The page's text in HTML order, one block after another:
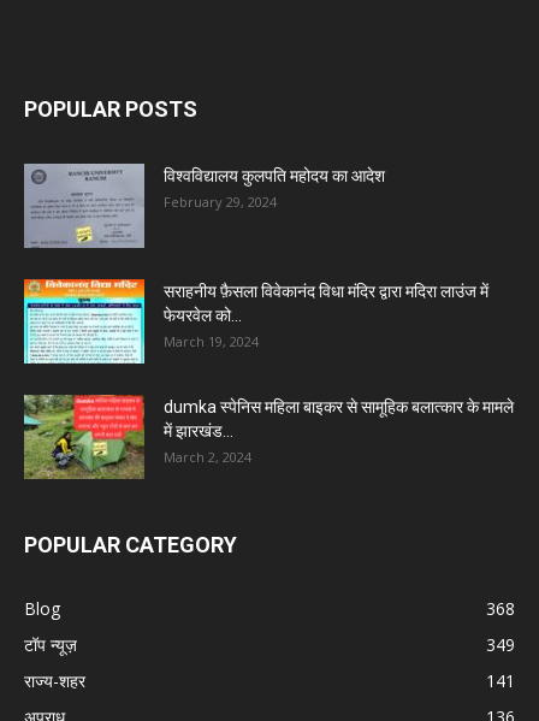
POPULAR POSTS
विश्वविद्यालय कुलपति महोदय का आदेश
February 29, 2024
सराहनीय फ़ैसला विवेकानंद विधा मंदिर द्वारा मदिरा लाउंज में
फेयरवेल को...
March 19, 2024
dumka स्पेनिस महिला बाइकर से सामूहिक बलात्कार के मामले
में झारखंड...
March 2, 2024
POPULAR CATEGORY
Blog
368
टॉप न्यूज़
349
राज्य-शहर
141